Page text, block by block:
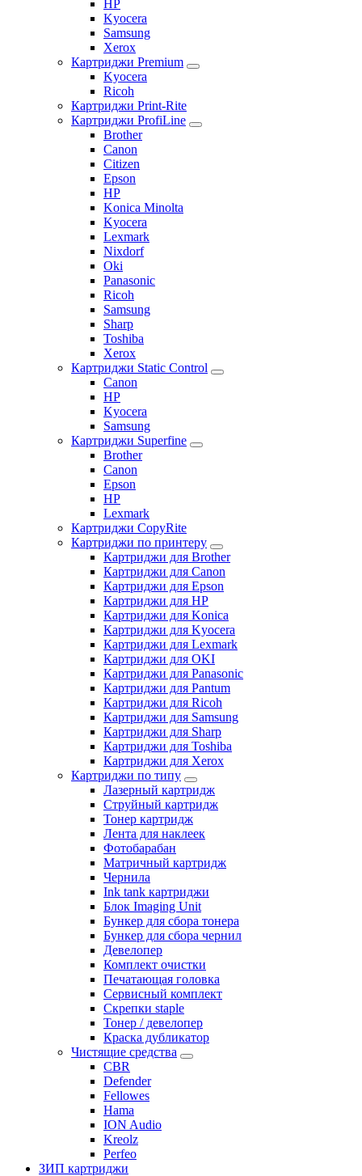
HP
Kyocera
Samsung
Xerox
Картриджи Premium
Kyocera
Ricoh
Картриджи Print-Rite
Картриджи ProfiLine
Brother
Canon
Citizen
Epson
HP
Konica Minolta
Kyocera
Lexmark
Nixdorf
Oki
Panasonic
Ricoh
Samsung
Sharp
Toshiba
Xerox
Картриджи Static Control
Canon
HP
Kyocera
Samsung
Картриджи Superfine
Brother
Canon
Epson
HP
Lexmark
Картриджи CopyRite
Картриджи по принтеру
Картриджи для Brother
Картриджи для Canon
Картриджи для Epson
Картриджи для HP
Картриджи для Konica
Картриджи для Kyocera
Картриджи для Lexmark
Картриджи для OKI
Картриджи для Panasonic
Картриджи для Pantum
Картриджи для Ricoh
Картриджи для Samsung
Картриджи для Sharp
Картриджи для Toshiba
Картриджи для Xerox
Картриджи по типу
Лазерный картридж
Струйный картридж
Тонер картридж
Лента для наклеек
Фотобарабан
Матричный картридж
Чернила
Ink tank картриджи
Блок Imaging Unit
Бункер для сбора тонера
Бункер для сбора чернил
Девелопер
Комплект очистки
Печатающая головка
Сервисный комплект
Скрепки staple
Тонер / девелопер
Краска дубликатор
Чистящие средства
CBR
Defender
Fellowes
Hama
ION Audio
Kreolz
Perfeo
ЗИП картриджи